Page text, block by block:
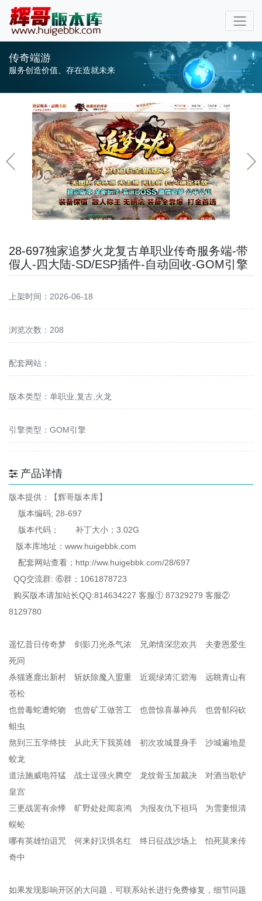
传奇端游
服务创造价值、存在造就未来
28-697独家追梦火龙复古单职业传奇服务端-带
假人-四大陆-SD/ESP插件-自动回收-GOM引擎
上架时间：2026-06-18
浏览次数：208
配套网站：
版本类型：单职业,复古,火龙
引擎类型：GOM引擎
产品详情
版本提供：【辉哥版本库】
版本编码; 28-697
版本代码； 补丁大小；3.02G
版本库地址：www.huigebbk.com
配套网站查看；http://ww.huigebbk.com/28/697
QQ交流群: ⑥群；1061878723
购买版本请加站长QQ:814634227 客服① 87329279 客服②
8129780
遥忆昔日传奇梦 剑影刀光杀气浓 兄弟情深悲欢共 夫妻恩爱生
死同
杀猫逐鹿出新村 斩妖除魔入盟重 近观绿涛汇碧海 远眺青山有
苍松
也曾毒蛇遭蛇吻 也曾矿工做苦工 也曾惊喜暴神兵 也曾郁闷砍
蛆虫
熬到三五学终技 从此天下我英雄 初次攻城显身手 沙城遍地是
蛟龙
道法施威电符猛 战士逞强火腾空 龙纹骨玉加裁决 对酒当歌铲
皇宫
三更战罢有余悸 旷野处处闻哀鸿 为报友仇下祖玛 为雪妻恨清
蜈蚣
哪有英雄怕诅咒 何来好汉惧名红 终日征战沙场上 怕死莫来传
奇中
如果发现影响开区的大问题，可联系站长进行免费修复，细节问题